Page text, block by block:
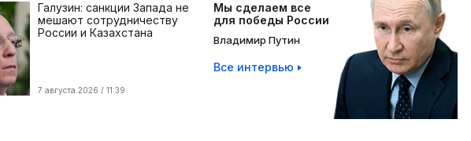
Галузин: санкции Запада не
мешают сотрудничеству
России и Казахстана
7 августа 2026 / 11:39
Мы сделаем все
для победы России
Владимир Путин
Все интервью